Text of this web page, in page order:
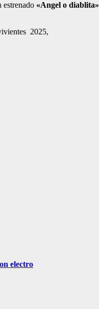
estrenado «Angel o diablita»
2025,
electro